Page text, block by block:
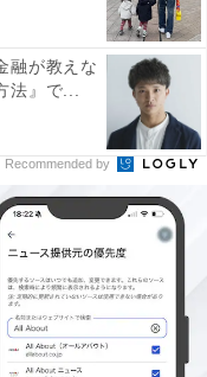
融が教えな
法』で...
Recommended by